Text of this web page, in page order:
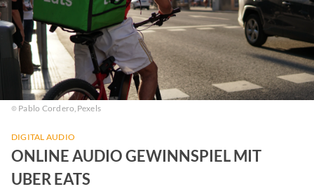
Pablo Cordero, Pexels
DIGITAL AUDIO
ONLINE AUDIO GEWINNSPIEL MIT
UBER EATS